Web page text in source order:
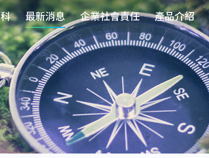
最新消息 企業社會責任 產品介紹